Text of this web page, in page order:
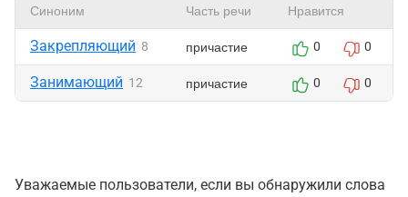
Синоним Часть речи Нравится
Закрепляющий 8 причастие 0 0
Занимающий 12 причастие 0 0
Уважаемые пользователи, если вы обнаружили слова